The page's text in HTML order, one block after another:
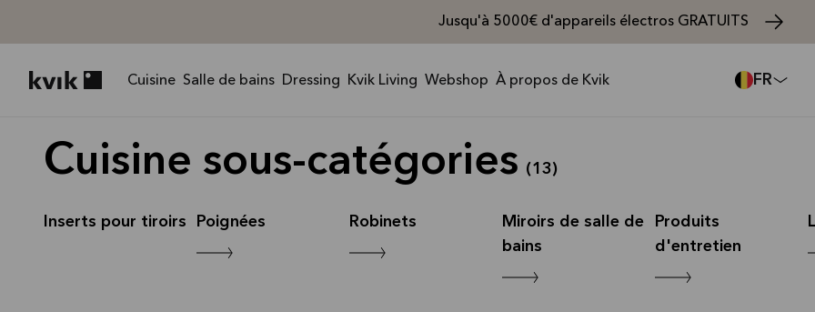
Jusqu'à 5000€ d'appareils électros GRATUITS
Cuisine Salle de bains Dressing Kvik Living Webshop À propos de Kvik FR
Cuisine sous-catégories (13)
Inserts pour tiroirs Poignées Robinets
Miroirs de salle de
bains
Produits
d'entretien